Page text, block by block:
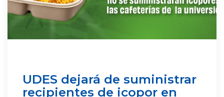
UDES dejará de suministrar
recipientes de icopor en